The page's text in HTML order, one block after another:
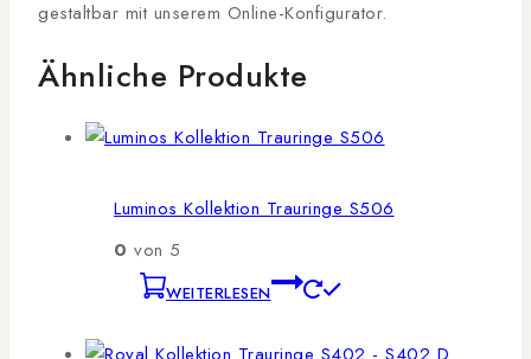
gestaltbar mit unserem Online-Konfigurator.
Ähnliche Produkte
Luminos Kollektion Trauringe S506
0 von 5
WEITERLESEN